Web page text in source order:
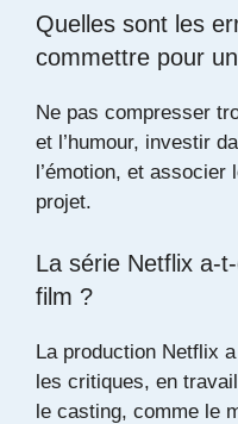
Quelles sont les
commettre pour
Ne pas compresser
et l’humour, investir
l’émotion, et
projet.
La série Netflix a-
film ?
La production Netflix
les critiques, en
le casting, comme le